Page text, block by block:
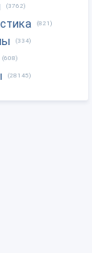
(3762)
(821)
(334)
(608)
(28145)